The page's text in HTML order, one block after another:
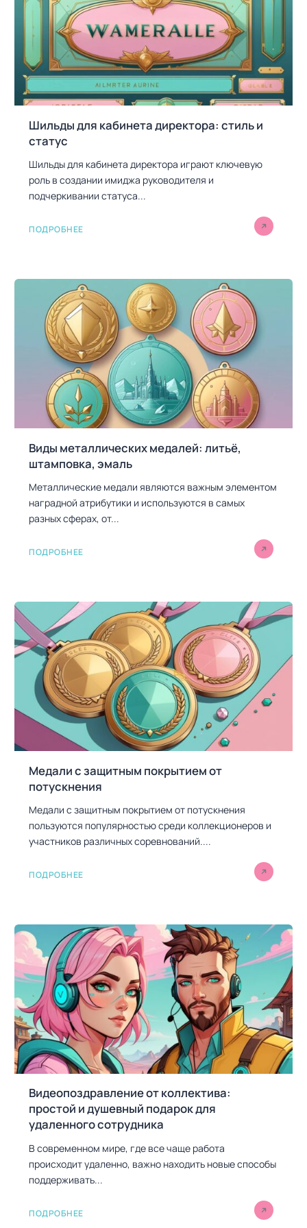
Шильды для кабинета директора: стиль и
статус
Шильды для кабинета директора играют ключевую
роль в создании имиджа руководителя и
подчеркивании статуса...
ПОДРОБНЕЕ
Виды металлических медалей: литьё,
штамповка, эмаль
Металлические медали являются важным элементом
наградной атрибутики и используются в самых
разных сферах, от...
ПОДРОБНЕЕ
Медали с защитным покрытием от
потускнения
Медали с защитным покрытием от потускнения
пользуются популярностью среди коллекционеров и
участников различных соревнований....
ПОДРОБНЕЕ
Видеопоздравление от коллектива:
простой и душевный подарок для
удаленного сотрудника
В современном мире, где все чаще работа
происходит удаленно, важно находить новые способы
поддерживать...
ПОДРОБНЕЕ